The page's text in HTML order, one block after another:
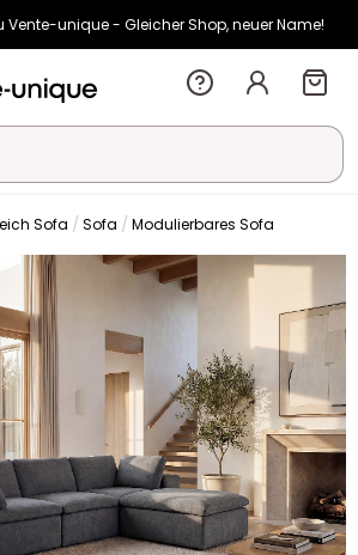
unique - Gleicher Shop, neuer Name!
mitHEAT10auf Vente-unique-Produkte
Noch:
Sofa Sofa Modulierbares Sofa